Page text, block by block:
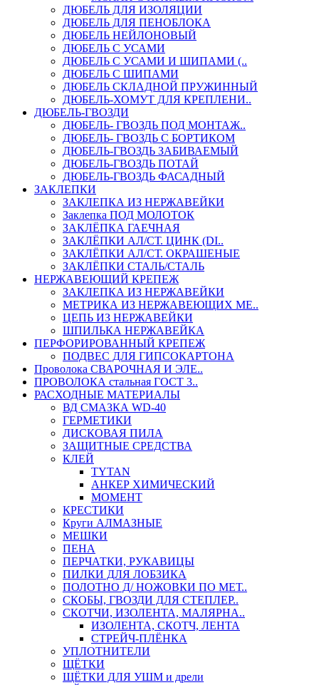
ДЮБЕЛЬ ДЛЯ ИЗОЛЯЦИИ
ДЮБЕЛЬ ДЛЯ ПЕНОБЛОКА
ДЮБЕЛЬ НЕЙЛОНОВЫЙ
ДЮБЕЛЬ С УСАМИ
ДЮБЕЛЬ С УСАМИ И ШИПАМИ (..
ДЮБЕЛЬ С ШИПАМИ
ДЮБЕЛЬ СКЛАДНОЙ ПРУЖИННЫЙ
ДЮБЕЛЬ-ХОМУТ ДЛЯ КРЕПЛЕНИ..
ДЮБЕЛЬ-ГВОЗДИ
ДЮБЕЛЬ- ГВОЗДЬ ПОД МОНТАЖ..
ДЮБЕЛЬ- ГВОЗДЬ С БОРТИКОМ
ДЮБЕЛЬ-ГВОЗДЬ ЗАБИВАЕМЫЙ
ДЮБЕЛЬ-ГВОЗДЬ ПОТАЙ
ДЮБЕЛЬ-ГВОЗДЬ ФАСАДНЫЙ
ЗАКЛЕПКИ
ЗАКЛЕПКА ИЗ НЕРЖАВЕЙКИ
Заклепка ПОД МОЛОТОК
ЗАКЛЁПКА ГАЕЧНАЯ
ЗАКЛЁПКИ АЛ/СТ. ЦИНК (DI..
ЗАКЛЁПКИ АЛ/СТ. ОКРАШЕНЫЕ
ЗАКЛЁПКИ СТАЛЬ/СТАЛЬ
НЕРЖАВЕЮЩИЙ КРЕПЕЖ
ЗАКЛЕПКА ИЗ НЕРЖАВЕЙКИ
МЕТРИКА ИЗ НЕРЖАВЕЮЩИХ МЕ..
ЦЕПЬ ИЗ НЕРЖАВЕЙКИ
ШПИЛЬКА НЕРЖАВЕЙКА
ПЕРФОРИРОВАННЫЙ КРЕПЕЖ
ПОДВЕС ДЛЯ ГИПСОКАРТОНА
Проволока СВАРОЧНАЯ И ЭЛЕ..
ПРОВОЛОКА стальная ГОСТ 3..
РАСХОДНЫЕ МАТЕРИАЛЫ
ВД СМАЗКА WD-40
ГЕРМЕТИКИ
ДИСКОВАЯ ПИЛА
ЗАЩИТНЫЕ СРЕДСТВА
КЛЕЙ
TYTAN
АНКЕР ХИМИЧЕСКИЙ
МОМЕНТ
КРЕСТИКИ
Круги АЛМАЗНЫЕ
МЕШКИ
ПЕНА
ПЕРЧАТКИ, РУКАВИЦЫ
ПИЛКИ ДЛЯ ЛОБЗИКА
ПОЛОТНО Д/ НОЖОВКИ ПО МЕТ..
СКОБЫ, ГВОЗДИ ДЛЯ СТЕПЛЕР..
СКОТЧИ, ИЗОЛЕНТА, МАЛЯРНА..
ИЗОЛЕНТА, СКОТЧ, ЛЕНТА
СТРЕЙЧ-ПЛЁНКА
УПЛОТНИТЕЛИ
ЩЁТКИ
ЩЁТКИ ДЛЯ УШМ и дрели